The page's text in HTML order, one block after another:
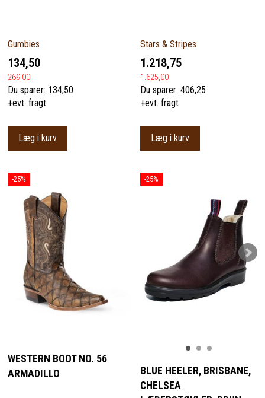
Gumbies
134,50
269,00
Du sparer: 134,50
+evt. fragt
Læg i kurv
Stars & Stripes
1.218,75
1.625,00
Du sparer: 406,25
+evt. fragt
Læg i kurv
-25%
WESTERN BOOT NO. 56
ARMADILLO
-25%
BLUE HEELER, BRISBANE,
CHELSEA